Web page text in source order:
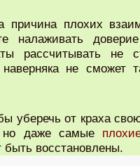
причина плохих
налаживать
рассчитывать не
наверняка не сможет
уберечь от краха
даже самые
быть восстановлены.